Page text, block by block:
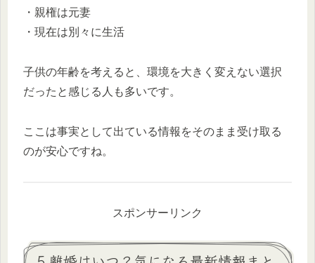
・親権は元妻
・現在は別々に生活
子供の年齢を考えると、環境を大きく変えない選択
だったと感じる人も多いです。
ここは事実として出ている情報をそのまま受け取る
のが安心ですね。
スポンサーリンク